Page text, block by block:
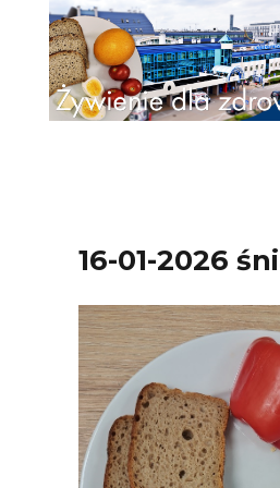
Kliniczny we
Żywienie
16-01-2026